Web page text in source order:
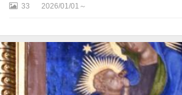
ク
ー
フ
・
ブ
33 2026/01/01～